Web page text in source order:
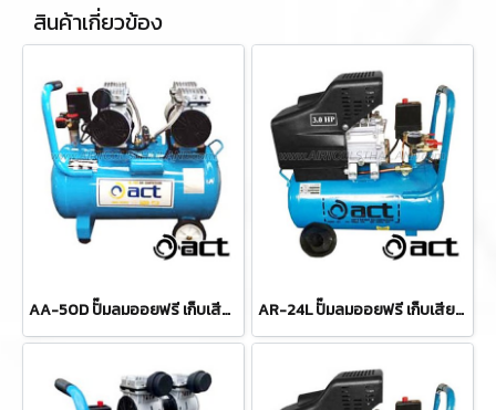
สินค้าเกี่ยวข้อง
AA-50D ปั๊มลมออยฟรี เก็บเสียงไร้น้ำมัน ขนาด 24 ลิตร 1100W/1400RPM/60DB NOISE ACT AR-24L ปั๊มลมออยฟรี เก็บเสียงไร้น้ำมัน 3 แรง ขนาด 24 ลิตร 220V / 2850 รอบต่อนาที ACT